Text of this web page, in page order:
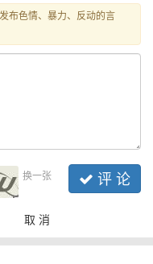
布色情、暴力、反动的言
换一张 评 论
取 消